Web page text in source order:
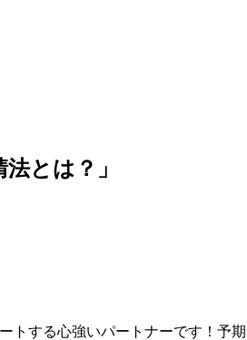
とは？」
トする心強いパートナーです！予期